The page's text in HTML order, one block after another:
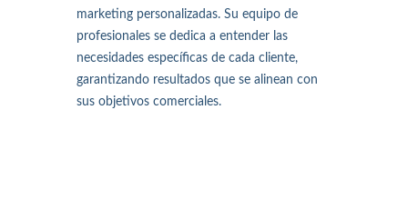
marketing personalizadas. Su equipo de
profesionales se dedica a entender las
necesidades específicas de cada cliente,
garantizando resultados que se alinean con
sus objetivos comerciales.